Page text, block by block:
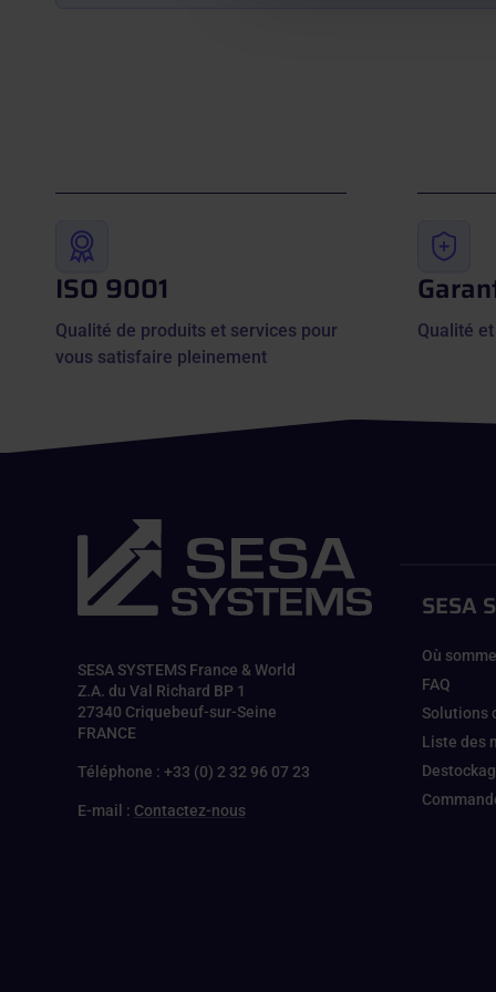
ISO 9001
Qualité de produits et services pour
vous satisfaire pleinement
Qualité
SESA SYSTEMS France & World
Z.A. du Val Richard BP 1
27340 Criquebeuf-sur-Seine
FRANCE
Téléphone : +33 (0) 2 32 96 07 23
E-mail : Contactez-nous
SESA
Où
FAQ
Solutions
Liste des